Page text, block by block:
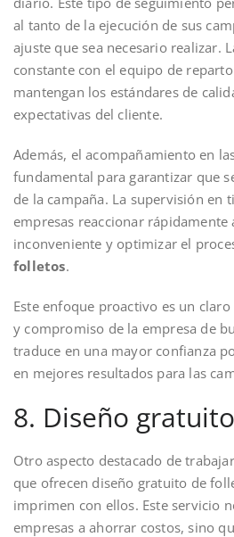
al tanto de la ejecución de sus
ajuste que sea necesario realizar.
constante con el equipo de
mantengan los estándares de
expectativas del cliente.
Además, el acompañamiento en
fundamental para garantizar que
de la campaña. La supervisión en
empresas reaccionar rápidamente
inconveniente y optimizar el
folletos.
Este enfoque proactivo es un
y compromiso de la empresa de
traduce en una mayor confianza
en mejores resultados para las
8. Diseño
Otro aspecto destacado de
que ofrecen diseño gratuito de
imprimen con ellos. Este servicio
empresas a ahorrar costos, sino